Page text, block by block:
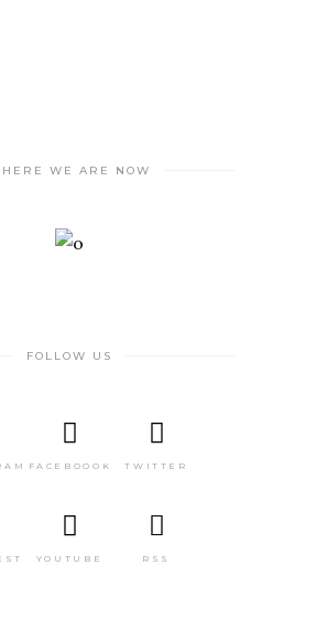
WE ARE NOW
FOLLOW US
FACEBOOOK TWITTER
YOUTUBE RSS